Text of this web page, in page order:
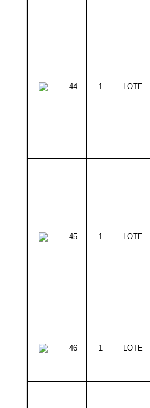
44 1 LOTE
45 1 LOTE
46 1 LOTE